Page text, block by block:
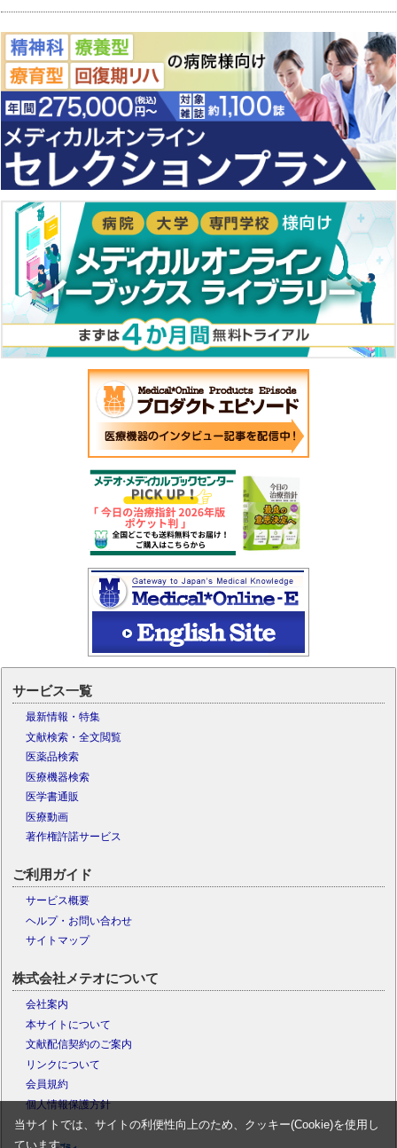
サービス一覧
最新情報・特集
文献検索・全文閲覧
医薬品検索
医療機器検索
医学書通販
医療動画
著作権許諾サービス
ご利用ガイド
サービス概要
ヘルプ・お問い合わせ
サイトマップ
株式会社メテオについて
会社案内
本サイトについて
文献配信契約のご案内
リンクについて
会員規約
個人情報保護方針
当サイトでは、サイトの利便性向上のため、クッキー(Cookie)を使用し
ています。